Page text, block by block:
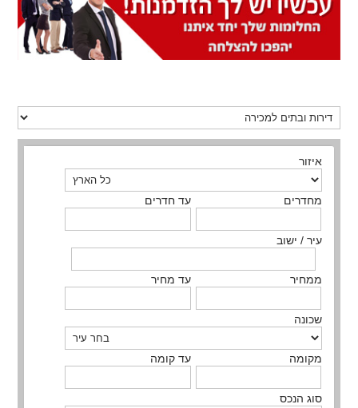
איזור
מחדרים עד חדרים
עיר / ישוב
ממחיר עד מחיר
שכונה
מקומה עד קומה
סוג הנכס